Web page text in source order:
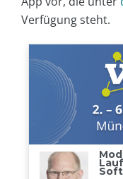
Verfügung steht.